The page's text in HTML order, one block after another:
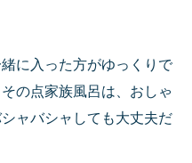
に入った方がゆっくりで
の点家族風呂は、おしゃ
ャバシャしても大丈夫だ